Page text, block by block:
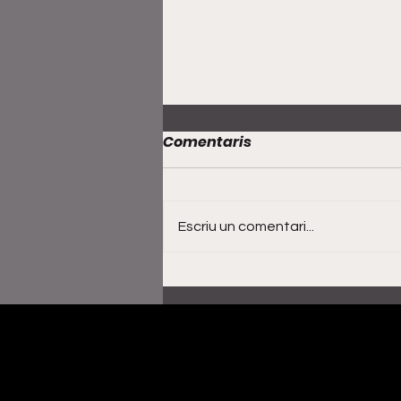
Al·lèrgiques al pol·len
obren nova etapa amb
Comentaris
Escriu un comentari...